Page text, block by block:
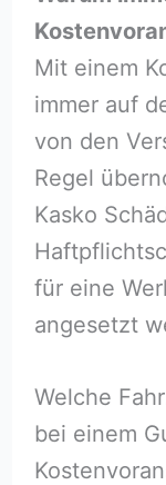
Mit einem
immer auf
von den
Regel
Kasko
für eine
angesetzt
Welche
bei einem